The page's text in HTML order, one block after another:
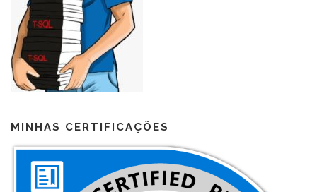
MINHAS CERTIFICAÇÕES